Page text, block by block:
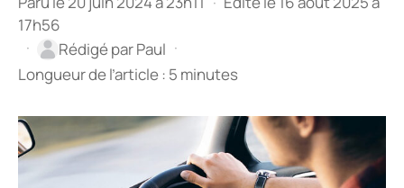
17h56
·
Rédigé parPaul ·
Longueur de l’article : 5 minutes